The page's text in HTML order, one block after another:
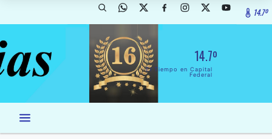
14.7º
14.7º
El Tiempo en Capital
Federal